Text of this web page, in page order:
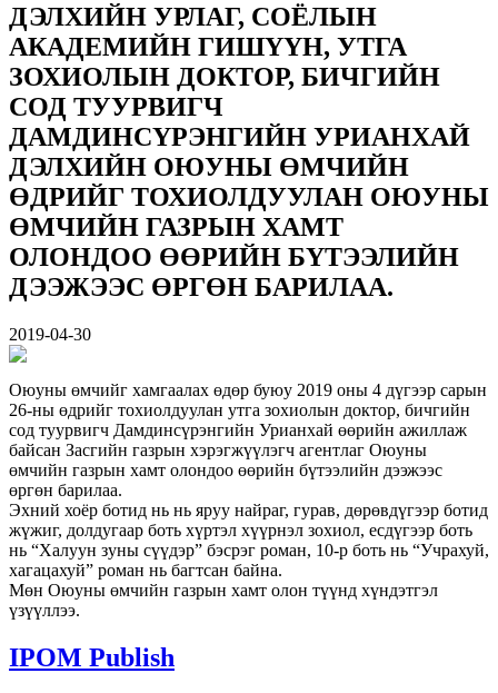
ДЭЛХИЙН УРЛАГ, СОЁЛЫН
АКАДЕМИЙН ГИШҮҮН, УТГА
ЗОХИОЛЫН ДОКТОР, БИЧГИЙН
СОД ТУУРВИГЧ
ДАМДИНСҮРЭНГИЙН УРИАНХАЙ
ДЭЛХИЙН ОЮУНЫ ӨМЧИЙН
ӨДРИЙГ ТОХИОЛДУУЛАН ОЮУНЫ
ӨМЧИЙН ГАЗРЫН ХАМТ
ОЛОНДОО ӨӨРИЙН БҮТЭЭЛИЙН
ДЭЭЖЭЭС ӨРГӨН БАРИЛАА.
2019-04-30
Оюуны өмчийг хамгаалах өдөр буюу 2019 оны 4 дүгээр сарын
26-ны өдрийг тохиолдуулан утга зохиолын доктор, бичгийн
сод туурвигч Дамдинсүрэнгийн Урианхай өөрийн ажиллаж
байсан Засгийн газрын хэрэгжүүлэгч агентлаг Оюуны
өмчийн газрын хамт олондоо өөрийн бүтээлийн дээжээс
өргөн барилаа.
Эхний хоёр ботид нь нь яруу найраг, гурав, дөрөвдүгээр ботид
жүжиг, долдугаар боть хүртэл хүүрнэл зохиол, есдүгээр боть
нь “Халуун зуны сүүдэр” бэсрэг роман, 10-р боть нь “Учрахуй,
хагацахуй” роман нь багтсан байна.
Мөн Оюуны өмчийн газрын хамт олон түүнд хүндэтгэл
үзүүллээ.
IPOM Publish